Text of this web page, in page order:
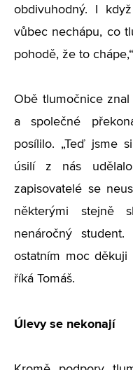
obdivuhodný. I
vůbec nechápu, co
pohodě, že to
Obě tlumočnice
a společné
posílilo. „Teď jsme
úsilí z nás udělalo
zapisovatelé se
některými stejně
nenáročný
ostatním moc děkuji
říká Tomáš.
Úlevy se nekonají